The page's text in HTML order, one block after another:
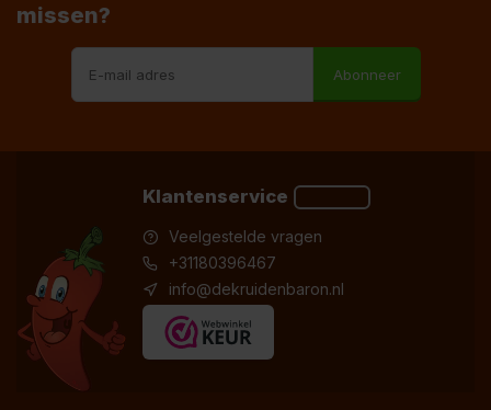
missen?
Abonneer
Klantenservice
Veelgestelde vragen
+31180396467
info@dekruidenbaron.nl